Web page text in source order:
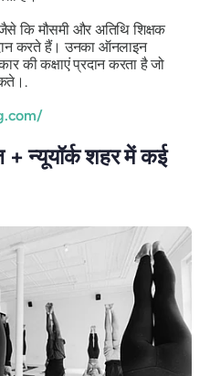
कि मौसमी और अतिथि शिक्षक
करते हैं। उनका ऑनलाइन
की कक्षाएं प्रदान करता है जो
न्यूयॉर्क शहर में कई